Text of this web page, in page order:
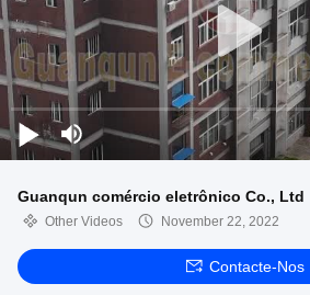
Guanqun comércio eletrônico Co., Ltd
Other Videos November 22, 2022
Contacte-Nos